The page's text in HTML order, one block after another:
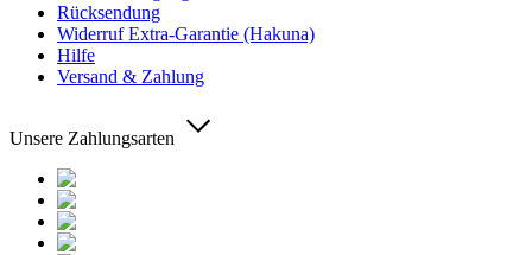
Rücksendung
Widerruf Extra-Garantie (Hakuna)
Hilfe
Versand & Zahlung
Unsere Zahlungsarten